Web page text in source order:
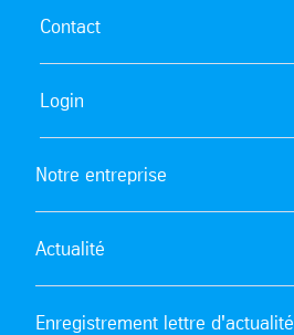
Contact
Login
Notre entreprise
Actualité
Enregistrement lettre d'actualité